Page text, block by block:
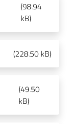
(98.94
kB)
(228.50 kB)
(49.50
kB)